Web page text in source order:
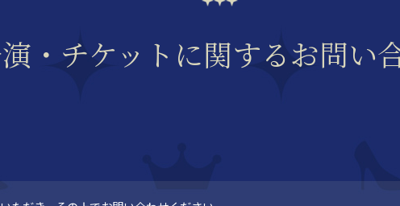
・チケットに関するお問い